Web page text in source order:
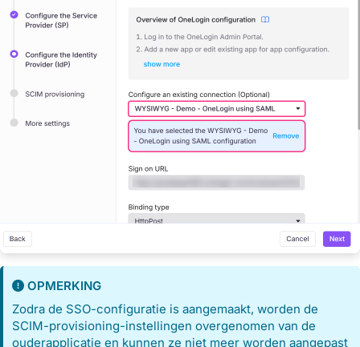
OPMERKING
Zodra de SSO-configuratie is aangemaakt, worden de
SCIM-provisioning-instellingen overgenomen van de
ouderapplicatie en kunnen ze niet meer worden aangepast